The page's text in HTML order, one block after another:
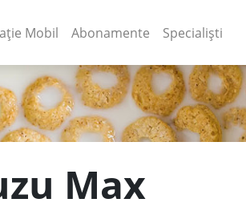
Mobil (current)
Abonamente Specialiști
Max